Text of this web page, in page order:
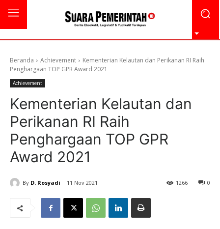
Beranda Achievement
Kementerian Kelautan dan Perikanan RI Raih
Penghargaan TOP GPR Award 2021
Achievement
Kementerian Kelautan dan
Perikanan RI Raih
Penghargaan TOP GPR
Award 2021
By D. Rosyadi 11 Nov 2021 0
1266